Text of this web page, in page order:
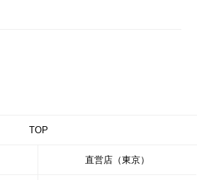
TOP
直営店（東京）